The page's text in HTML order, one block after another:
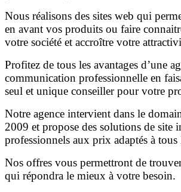
Nous réalisons des sites web qui
en avant vos produits ou faire
votre société et accroître votre
Profitez de tous les avantages d’une
communication professionnelle en
seul et unique conseiller pour votre
Notre agence intervient dans le
2009 et propose des solutions de site
professionnels aux prix adaptés à tous
Nos offres vous permettront de
qui répondra le mieux à votre besoin.